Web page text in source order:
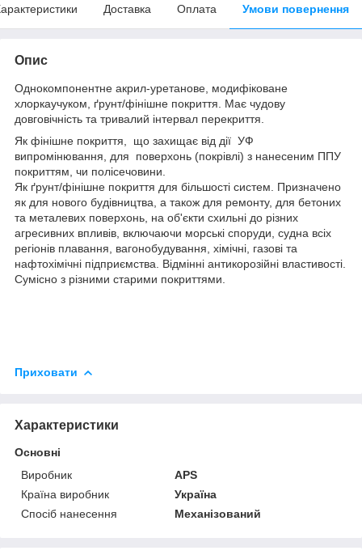
Доставка Оплата Умови повернення
Опис
Однокомпонентне акрил-уретанове, модифіковане
хлоркаучуком, ґрунт/фінішне покриття. Має чудову
довговічність та тривалий інтервал перекриття.
Як фінішне покриття, що захищає від дії УФ
випромінювання, для поверхонь (покрівлі) з нанесеним ППУ
покриттям, чи полісечовини.
Як ґрунт/фінішне покриття для більшості систем. Призначено
як для нового будівництва, а також для ремонту, для бетоних
та металевих поверхонь, на об'єкти схильні до різних
агресивних впливів, включаючи морські споруди, судна всіх
регіонів плавання, вагонобудування, хімічні, газові та
нафтохімічні підприємства. Відмінні антикорозійні властивості.
Сумісно з різними старими покриттями.
Приховати
Характеристики
Основні
Виробник
APS
Країна виробник
Україна
Спосіб нанесення
Механізований